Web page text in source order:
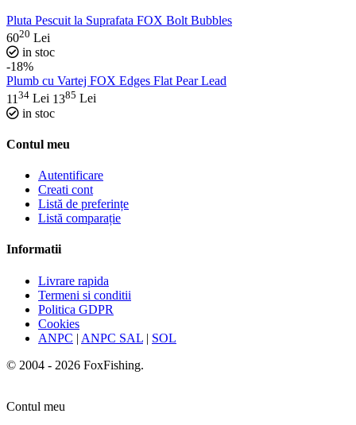
Pluta Pescuit la Suprafata FOX Bolt Bubbles
6020 Lei
in stoc
-18%
Plumb cu Vartej FOX Edges Flat Pear Lead
11 34 Lei 1385 Lei
in stoc
Contul meu
Autentificare
Creati cont
Listă de preferințe
Listă comparație
Informatii
Livrare rapida
Termeni si conditii
Politica GDPR
Cookies
ANPC | ANPC SAL | SOL
© 2004 - 2026 FoxFishing.
Contul meu